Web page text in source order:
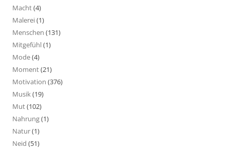
Macht(4)
Malerei(1)
Menschen (131)
Mitgefühl(1)
Mode(4)
Moment(21)
Motivation (376)
Musik(19)
Mut(102)
Nahrung(1)
Natur(1)
Neid (51)